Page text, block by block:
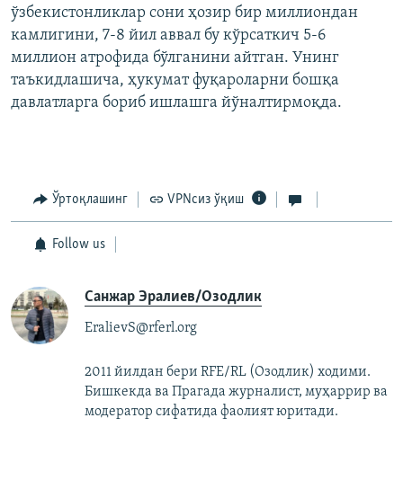
ўзбекистонликлар сони ҳозир бир миллиондан
камлигини, 7-8 йил аввал бу кўрсаткич 5-6
миллион атрофида бўлганини айтган. Унинг
таъкидлашича, ҳукумат фуқароларни бошқа
давлатларга бориб ишлашга йўналтирмоқда.
Ўртоқлашинг VPNсиз ўқиш
Follow us
Санжар Эралиев/Озодлик
EralievS@rferl.org
2011 йилдан бери RFE/RL (Озодлик) ходими.
Бишкекда ва Прагада журналист, муҳаррир ва
модератор сифатида фаолият юритади.